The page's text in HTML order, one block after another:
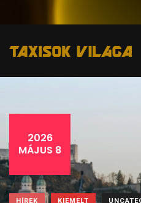
2026
MÁJUS 8
HÍREK KIEMELT